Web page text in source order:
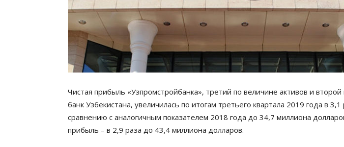
Чистая прибыль «Узпромстройбанка», третий по величине активов и второй
банк Узбекистана, увеличилась по итогам третьего квартала 2019 года в 3,1
сравнению с аналогичным показателем 2018 года до 34,7 миллиона
прибыль – в 2,9 раза до 43,4 миллиона долларов.